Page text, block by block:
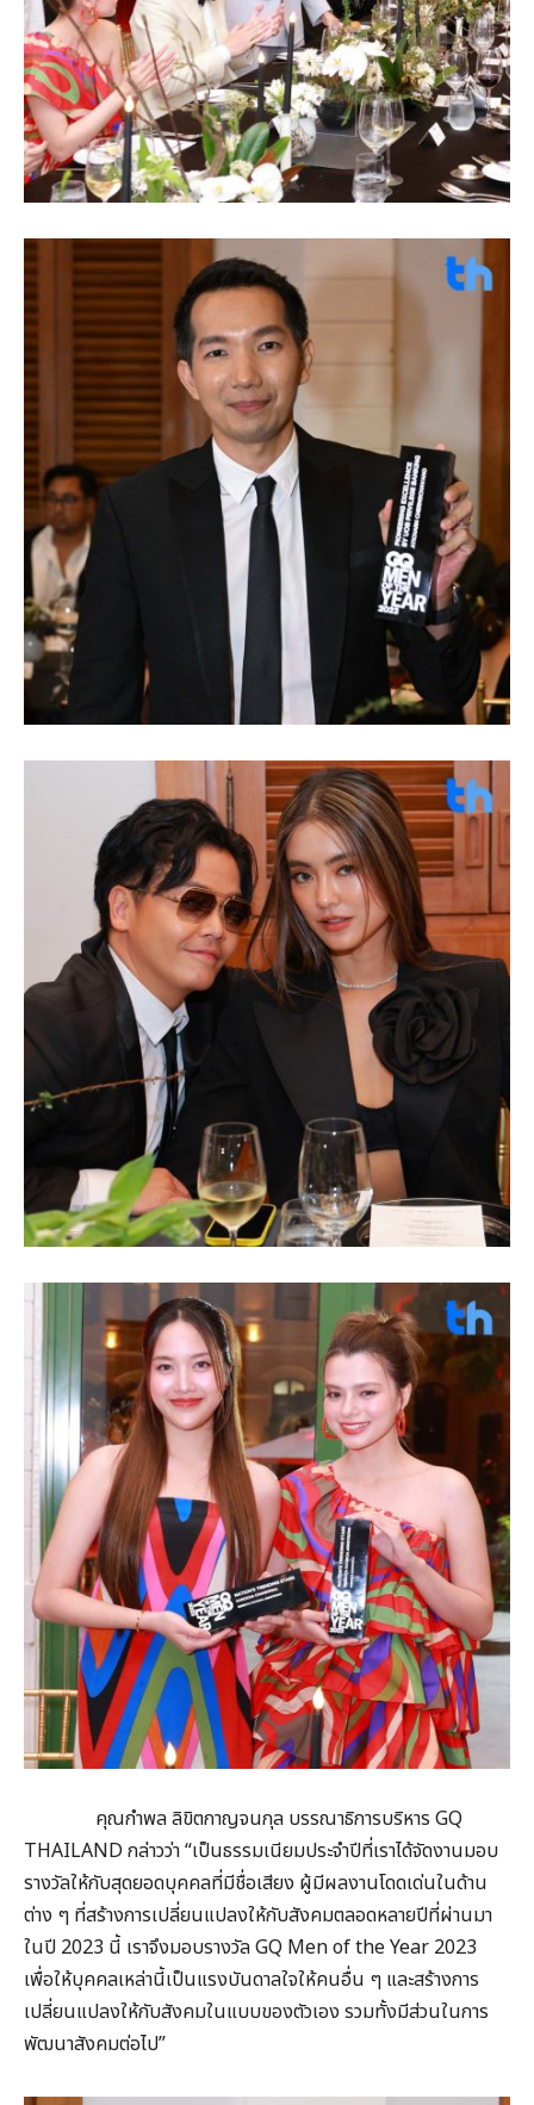
คุณกำพล ลิขิตกาญจนกุล บรรณาธิการบริหาร GQ
THAILAND กล่าวว่า “เป็นธรรมเนียมประจำปีที่เราได้จัดงานมอบ
รางวัลให้กับสุดยอดบุคคลที่มีชื่อเสียง ผู้มีผลงานโดดเด่นในด้าน
ต่าง ๆ ที่สร้างการเปลี่ยนแปลงให้กับสังคมตลอดหลายปีที่ผ่านมา
ในปี 2023 นี้ เราจึงมอบรางวัล GQ Men of the Year 2023
เพื่อให้บุคคลเหล่านี้เป็นแรงบันดาลใจให้คนอื่น ๆ และสร้างการ
เปลี่ยนแปลงให้กับสังคมในแบบของตัวเอง รวมทั้งมีส่วนในการ
พัฒนาสังคมต่อไป”